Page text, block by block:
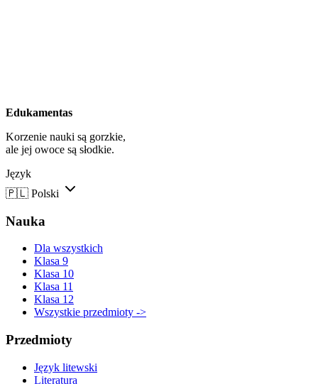
Edukamentas
Korzenie nauki są gorzkie,
ale jej owoce są słodkie.
Język
🇵🇱 Polski
Nauka
Dla wszystkich
Klasa 9
Klasa 10
Klasa 11
Klasa 12
Wszystkie przedmioty ->
Przedmioty
Język litewski
Literatura